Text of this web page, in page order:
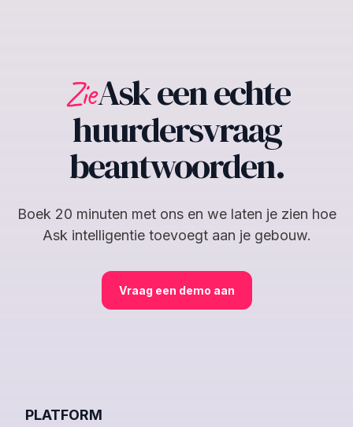
ZieAsk een echte
huurdersvraag
beantwoorden.
Boek 20 minuten met ons en we laten je zien hoe
Ask intelligentie toevoegt aan je gebouw.
Vraag een demo aan
PLATFORM